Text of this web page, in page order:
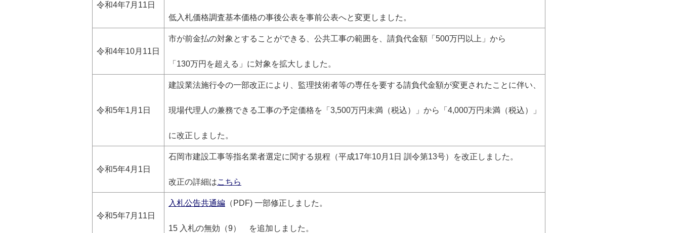
令和4年7月11日
低入札価格調査基本価格の事後公表を事前公表へと変更しました。
令和4年10月11日
市が前金払の対象とすることができる、公共工事の範囲を、請負代金額「500万円以上」から
「130万円を超える」に対象を拡大しました。
令和5年1月1日
建設業法施行令の一部改正により、監理技術者等の専任を要する請負代金額が変更されたことに伴い、
現場代理人の兼務できる工事の予定価格を「3,500万円未満（税込）」から「4,000万円未満（税込）」
に改正しました。
令和5年4月1日
石岡市建設工事等指名業者選定に関する規程（平成17年10月1日 訓令第13号）を改正しました。
改正の詳細はこちら
令和5年7月11日
入札公告共通編 （PDF) 一部修正しました。
15 入札の無効（9） を追加しました。